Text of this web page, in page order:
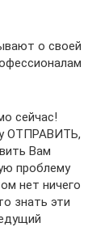
о своей
сейчас!
ОТПРАВИТЬ,
Вам
проблему
нет ничего
знать эти